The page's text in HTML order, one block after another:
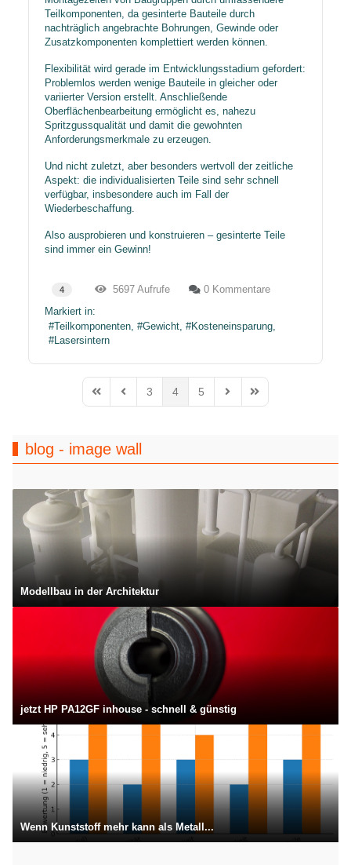
Teilkomponenten, da gesinterte Bauteile durch
nachträglich angebrachte Bohrungen, Gewinde oder
Zusatzkomponenten komplettiert werden können.
Flexibilität wird gerade im Entwicklungsstadium gefordert:
Problemlos werden wenige Bauteile in gleicher oder
variierter Version erstellt. Anschließende
Oberflächenbearbeitung ermöglicht es, nahezu
Spritzgussqualität und damit die gewohnten
Anforderungsmerkmale zu erzeugen.
Und nicht zuletzt, aber besonders wertvoll der zeitliche
Aspekt: die individualisierten Teile sind sehr schnell
verfügbar, insbesondere auch im Fall der
Wiederbeschaffung.
Also ausprobieren und konstruieren – gesinterte Teile
sind immer ein Gewinn!
4 5697 Aufrufe
0 Kommentare
Markiert in:
Teilkomponenten
Gewicht
Kosteneinsparung
Lasersintern
First PagePrevious Page
3 4 5
Next PageLast Page
blog - image wall
Modellbau in der Architektur
jetzt HP PA12GF inhouse - schnell & günstig
Wenn Kunststoff mehr kann als Metall...